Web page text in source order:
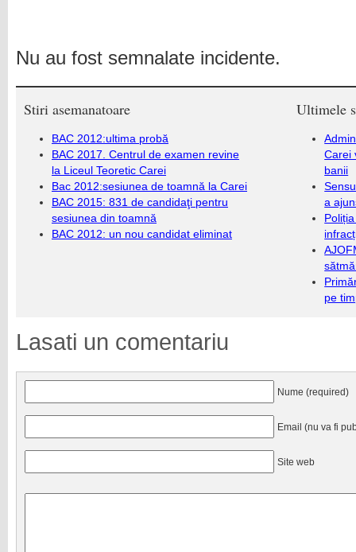
Nu au fost semnalate incidente.
Stiri asemanatoare
BAC 2012:ultima probă
BAC 2017. Centrul de examen revine
la Liceul Teoretic Carei
Bac 2012:sesiunea de toamnă la Carei
BAC 2015: 831 de candidaţi pentru
sesiunea din toamnă
BAC 2012: un nou candidat eliminat
Ultimele
Carei
banii
a
pe
Lasati un comentariu
Nume (required)
Email (nu va fi
Site web